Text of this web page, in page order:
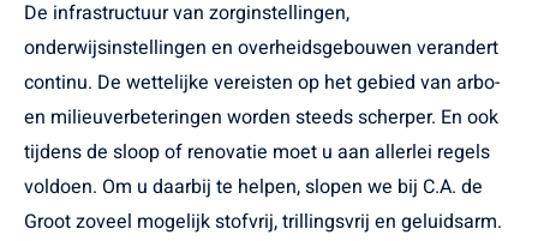
De infrastructuur van zorginstellingen,
onderwijsinstellingen en overheidsgebouwen verandert
continu. De wettelijke vereisten op het gebied van arbo-
en milieuverbeteringen worden steeds scherper. En ook
tijdens de sloop of renovatie moet u aan allerlei regels
voldoen. Om u daarbij te helpen, slopen we bij C.A. de
Groot zoveel mogelijk stofvrij, trillingsvrij en geluidsarm.